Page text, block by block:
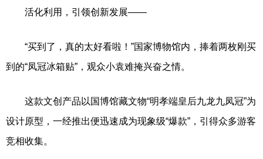
活化利用，引领创新发展——
“买到了，真的太好看啦！”国家博物馆内，捧着两枚刚买
到的“凤冠冰箱贴”，观众小袁难掩兴奋之情。
这款文创产品以国博馆藏文物“明孝端皇后九龙九凤冠”为
设计原型，一经推出便迅速成为现象级“爆款”，引得众多游客
竞相收集。